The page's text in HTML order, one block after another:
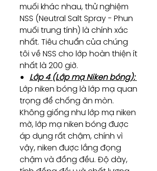
muối khác nhau, thử nghiệm
NSS (Neutral Salt Spray - Phun
muối trung tính) là chính xác
nhất. Tiêu chuẩn của chúng
tôi về NSS cho lớp hoàn thiện ít
nhất là 200 giờ.
Lớp 4 (Lớp mạ Niken bóng):
Lớp niken bóng là lớp mạ quan
trọng để chống ăn mòn.
Không giống như lớp mạ niken
mờ, lớp mạ niken bóng được
áp dụng rất chậm, chính vì
vậy, niken được lắng đọng
chậm và đồng đều. Độ dày,